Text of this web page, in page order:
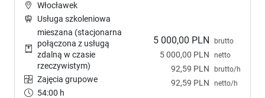
5 000,00 PLN brutto
5 000,00 PLN netto
92,59 PLN brutto/h
92,59 PLN netto/h
Włocławek
Usługa szkoleniowa
mieszana (stacjonarna
połączona z usługą
zdalną w czasie
rzeczywistym)
Zajęcia grupowe
54:00 h